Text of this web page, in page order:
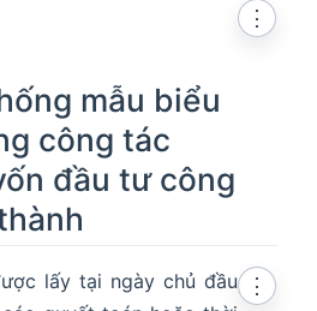
mẫu biểu
công tác
đầu tư công
⋮
lấy tại ngày chủ đầu
⋮